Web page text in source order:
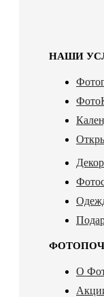
НАШИ
О